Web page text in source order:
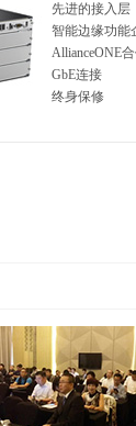
先进的接入层
智能边缘功能
AllianceONE
GbE连接
终身保修